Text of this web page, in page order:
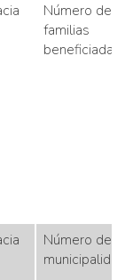
Número de
familias
beneficiadas
Número de